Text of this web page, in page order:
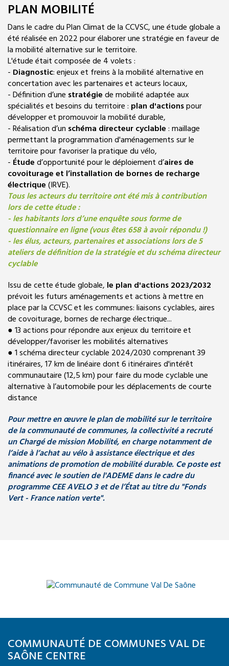
PLAN MOBILITÉ
Dans le cadre du Plan Climat de la CCVSC, une étude globale a
été réalisée en 2022 pour élaborer une stratégie en faveur de
la mobilité alternative sur le territoire.
L'étude était composée de 4 volets :
- Diagnostic: enjeux et freins à la mobilité alternative en
concertation avec les partenaires et acteurs locaux,
- Définition d’une stratégiede mobilité adaptée aux
spécialités et besoins du territoire : plan d'actionspour
développer et promouvoir la mobilité durable,
- Réalisation d’un schéma directeurcyclable: maillage
permettant la programmation d'aménagements sur le
territoire pour favoriser la pratique du vélo,
- Étuded’opportunité pour le déploiement d’aires de
covoiturage et l’installation de bornes de recharge
électrique(IRVE).
Tous les acteurs du territoire ont été mis à contribution
lors de cette étude :
- les habitants lors d’une enquête sous forme de
questionnaire en ligne (vous êtes 658 à avoir répondu !)
- les élus, acteurs, partenaires et associations lors de 5
ateliers de définition de la stratégie et du schéma directeur
cyclable
Issu de cette étude globale, le plan d'actions 2023/2032
prévoit les futurs aménagements et actions à mettre en
place par la CCVSC et les communes: liaisons cyclables, aires
de covoiturage, bornes de recharge électrique...
● 13 actions pour répondre aux enjeux du territoire et
développer/favoriser les mobilités alternatives
● 1 schéma directeur cyclable 2024/2030 comprenant 39
itinéraires, 17 km de linéaire dont 6 itinéraires d'intérêt
communautaire (12,5 km) pour faire du mode cyclable une
alternative à l’automobile pour les déplacements de courte
distance
Pour mettre en œuvre le plan de mobilité sur le territoire
de la communauté de communes, la collectivité a recruté
un Chargé de mission Mobilité, en charge notamment de
l’aide à l’achat au vélo à assistance électrique et des
animations de promotion de mobilité durable. Ce poste est
financé avec le soutien del'ADEME dans le cadre du
programme CEE AVELO 3 et de l’État au titre du "Fonds
Vert - France nation verte".
COMMUNAUTÉ DE COMMUNES VAL DE
SAÔNE CENTRE